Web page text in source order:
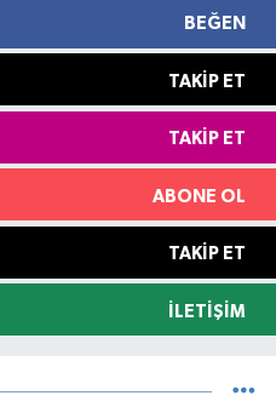
BEĞEN
TAKIP ET
TAKIP ET
ABONE OL
TAKIP ET
İLETIŞIM